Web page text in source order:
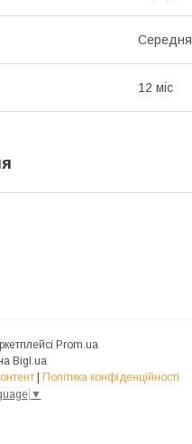
Середня
12 міс
Prom.ua
Bigl.ua
| Політика конфіденційності
▼